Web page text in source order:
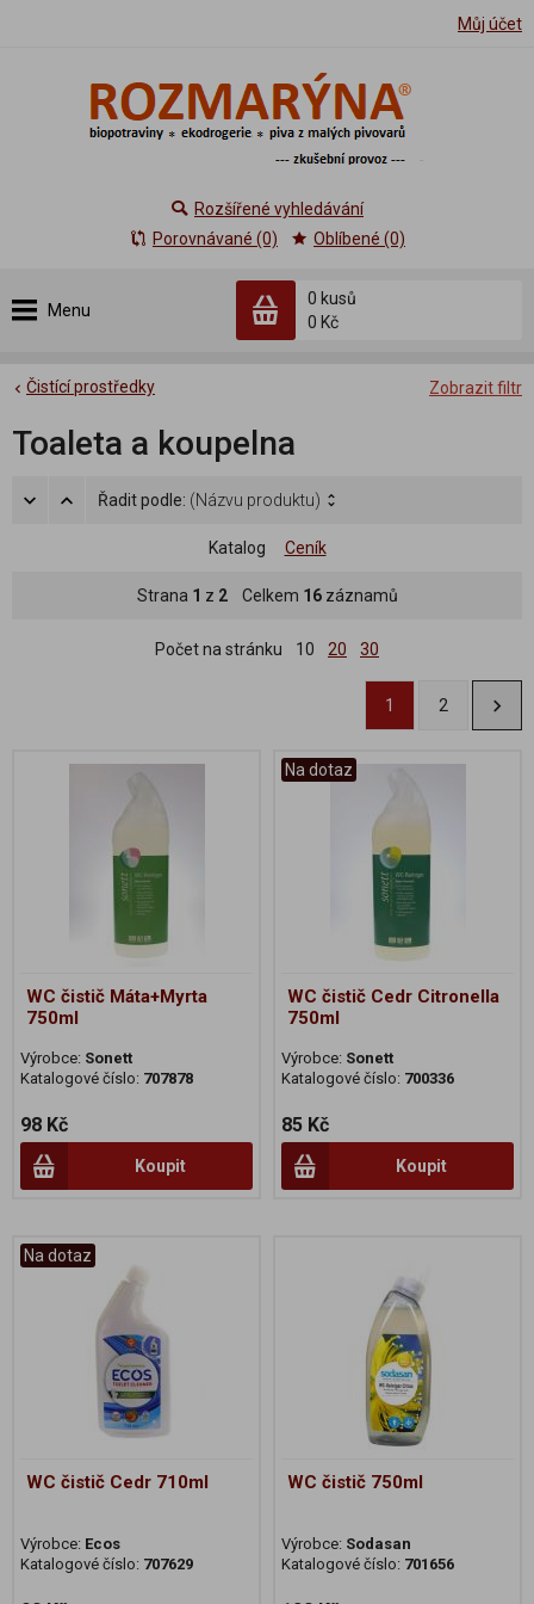
Můj účet
Menu
0 kusů
0 Kč
Rozšířené vyhledávání
Porovnávané (0)
Oblíbené (0)
Zobrazit filtr
Čistící prostředky
Toaleta a koupelna
Řadit podle: (Názvu produktu)
Katalog Ceník
Strana 1 z 2Celkem 16záznamů
Počet na stránku 10 20 30
1 2
WC čistič Máta+Myrta
750ml
Výrobce: Sonett
Katalogové číslo: 707878
98 Kč
Koupit
Na dotaz
WC čistič Cedr Citronella
750ml
Výrobce: Sonett
Katalogové číslo: 700336
85 Kč
Koupit
Na dotaz
WC čistič Cedr 710ml
Výrobce: Ecos
Katalogové číslo: 707629
WC čistič 750ml
Výrobce: Sodasan
Katalogové číslo: 701656